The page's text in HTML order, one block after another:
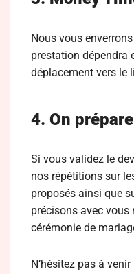
Nous vous
prestation dépendra
déplacement vers le
4. On
Si vous validez le
nos répétitions sur
proposés ainsi que
précisons avec vous
cérémonie de
N’hésitez pas à